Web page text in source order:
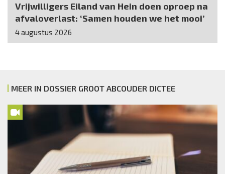
Vrijwilligers Eiland van Hein doen oproep na
afvaloverlast: ‘Samen houden we het mooi’
4 augustus 2026
MEER IN DOSSIER GROOT ABCOUDER DICTEE